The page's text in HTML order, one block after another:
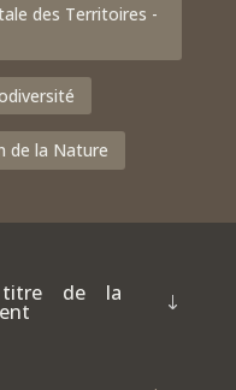
des Territoires -
de la Nature
titre de la